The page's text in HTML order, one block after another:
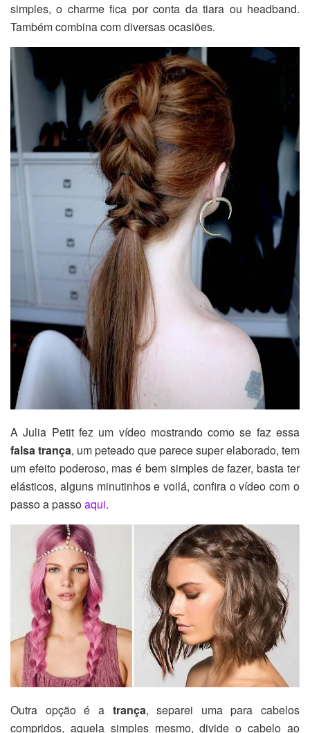
simples, o charme fica por conta da tiara ou headband.
Também combina com diversas ocasiões.
A Julia Petit fez um vídeo mostrando como se faz essa
falsa trança, um peteado que parece super elaborado, tem
um efeito poderoso, mas é bem simples de fazer, basta ter
elásticos, alguns minutinhos e voilá, confira o vídeo com o
passo a passoaqui.
Outra opção é a trança, separei uma para cabelos
compridos, aquela simples mesmo, divide o cabelo ao